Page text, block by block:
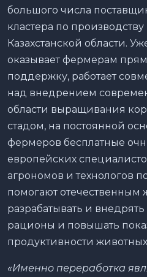
большого числа
кластера по
Казахстанской области.
оказывает фермерам
поддержку, работает
над внедрением
области выращивания
стадом, на постоянной
фермеров бесплатные
европейских
агрономов и технологов
помогают отечественным
разрабатывать и
рационы и повышать
продуктивности
«Именно переработка